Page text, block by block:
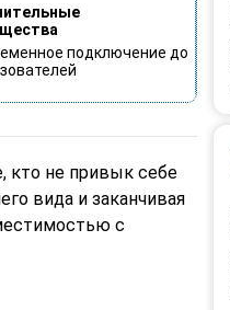
подключение до
кто не привык себе
вида и заканчивая
с